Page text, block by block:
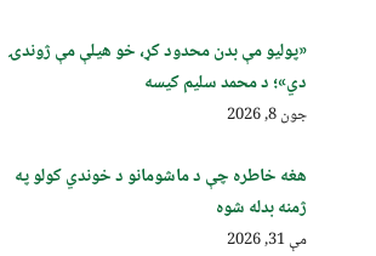
«پولیو مې بدن محدود کړ، خو هیلې مې ژوندۍ
دي»؛ د محمد سلیم کیسه
جون 8, 2026
هغه خاطره چې د ماشومانو د خوندي کولو په
ژمنه بدله شوه
مې 31, 2026